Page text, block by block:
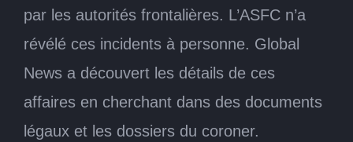
par les autorités frontalières. L’ASFC n’a
révélé ces incidents à personne. Global
News a découvert les détails de ces
affaires en cherchant dans des documents
légaux et les dossiers du coroner.